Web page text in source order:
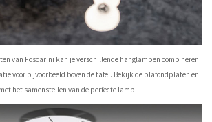
van Foscarini kan je verschillende hanglampen combineren
voor bijvoorbeeld boven de tafel. Bekijk de plafondplaten en
het samenstellen van de perfecte lamp.